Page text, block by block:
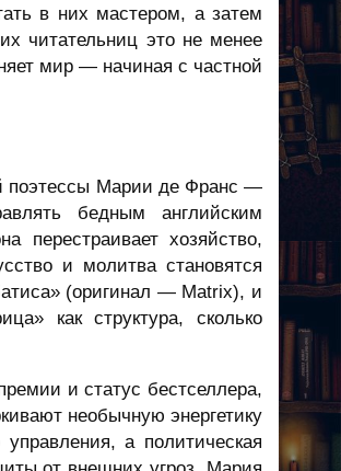
в них мастером, а затем
читательниц это не менее
мир — начиная с частной
поэтессы Марии де Франс —
бедным английским
перестраивает хозяйство,
и молитва становятся
(оригинал — Matrix), и
как структура, сколько
и статус бестселлера,
необычную энергетику
а политическая